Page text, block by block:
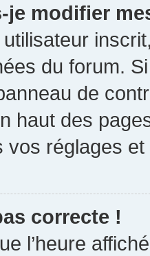
je modifier
du forum.
de
haut des
vos réglages
correcte !
l’heure